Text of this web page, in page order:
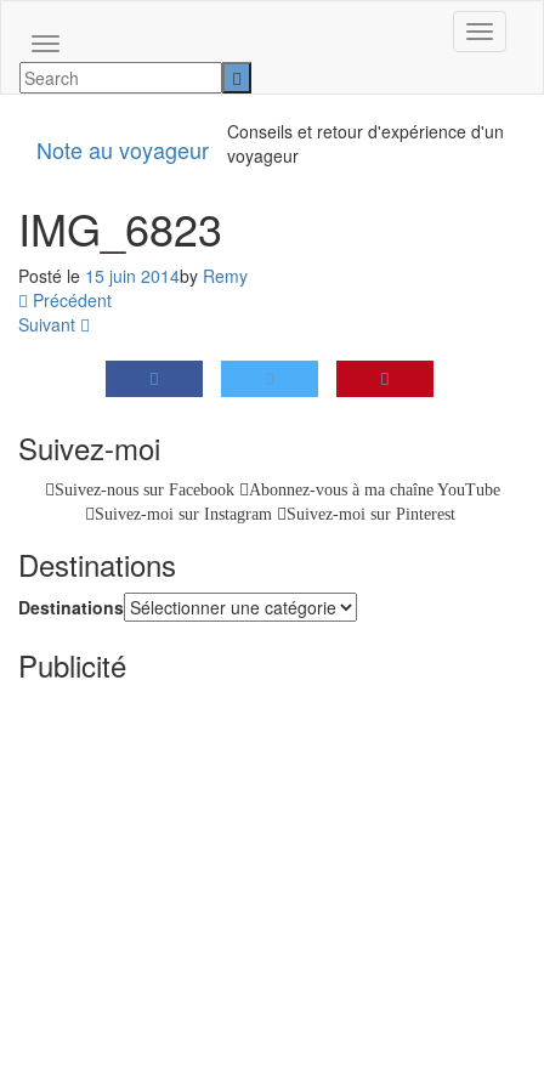
Ouvrir/
Note au voyageur
Conseils et retour d'expérience d'un
voyageur
IMG_6823
Posté le 15 juin 2014by Remy
Précédent
Suivant
Suivez-moi
Suivez-nous sur Facebook
Abonnez-vous à ma chaîne YouTube
Suivez-moi sur Instagram
Suivez-moi sur Pinterest
Destinations
Destinations
Publicité